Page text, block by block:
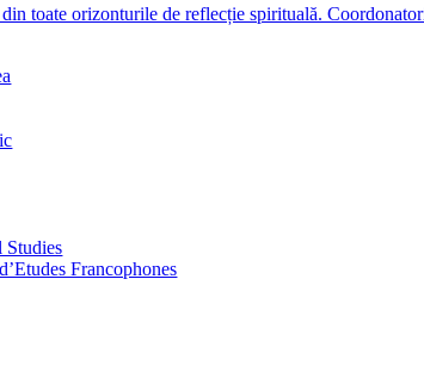
toate orizonturile de reflecție spirituală.
Studies
Francophones